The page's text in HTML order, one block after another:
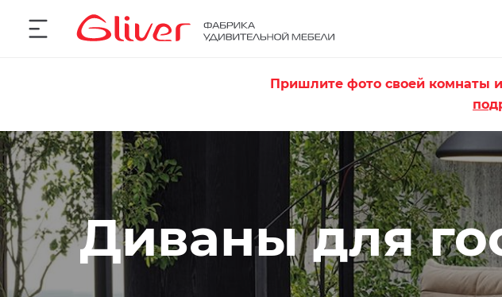
Пришлите фото своей комнаты
Диваны для